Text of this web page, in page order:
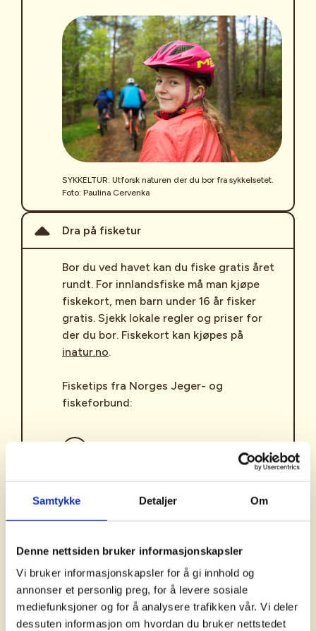
Samtykke Detaljer Om
Denne nettsiden bruker informasjonskapsler
Vi bruker informasjonskapsler for å gi innhold og
annonser et personlig preg, for å levere sosiale
mediefunksjoner og for å analysere trafikken vår. Vi deler
dessuten informasjon om hvordan du bruker nettstedet
SYKKELTUR: Utforsk naturen der du bor fra sykkelsetet.
Foto: Paulina Cervenka
Dra på fisketur
Bor du ved havet kan du fiske gratis året
rundt. For innlandsfiske må man kjøpe
fiskekort, men barn under 16 år fisker
gratis. Sjekk lokale regler og priser for
der du bor. Fiskekort kan kjøpes på
inatur.no.
Fisketips fra Norges Jeger- og
fiskeforbund:
Bli med på Fiskesommer, som er
gratis arrangementer der barn får
opplæring i fiske fra dyktige